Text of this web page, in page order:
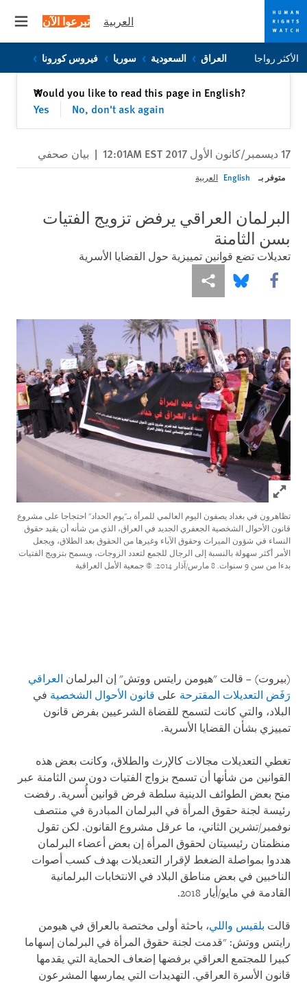
Skip
to
Skip
to
العربية تبرعوا الآن
الأكثر رواجا العراق السعودية سوريا فيروس كورونا
Would you like to read this page in English?
Yes
No, don't ask again
✕إغلاق
17 ديسمبر/كانون الأول 2017 12:01AM EST | بيان صحفي
متوفر بـ English العربية
البرلمان العراقي يرفض تزويج الفتيات
بسن الثامنة
تعديلات تضع قوانين تمييزية حول القضايا الأسرية
Share this via Facebook
Share this via Bluesky
Share this via مشاركة
Click to expand Image
تظاهرون في بغداد يصفون اليوم العالمي للمرأة بـ"يوم الحداد" احتجاجا على مشروع
قانون الأحوال الشخصية الجعفري الجديد في العراق، الذي من شأنه أن يقيد حقوق
النساء في شؤون الميراث وحقوق الآباء وغيرها من الحقوق بعد الطلاق، ويجعل
الأمر أكثر سهولة بالنسبة إلى الرجال للجمع لتعدد الزوجات، ويسمح بتزويج الفتيات
بدءا من سن 9 سنوات. 8 مارس/آذار 2014.
© جمعية الأمل العراقية
(بيروت) – قالت "هيومن رايتس ووتش" إن البرلمان العراقي
رَفَض التعديلات المقترحة على قانون الأحوال الشخصية في
البلاد، والتي كانت لتسمح للقضاة الشرعيين بفرض قانون
تمييزي بشأن القضايا الأسرية.
تغطي التعديلات مجالات كالإرث والطلاق، وكانت بعض هذه
القوانين من شأنها أن تسمح بزواج الفتيات دون سن الثامنة عبر
منح بعض الطوائف الدينية سلطة فرض قوانين أُسرية. رفضت
رئيسة لجنة حقوق المرأة في البرلمان المبادرة في منتصف
نوفمبر/تشرين الثاني، ما عرقل مشروع القانون. لكن تقول
منظمتان رئيسيتان لحقوق المرأة إن بعض أعضاء البرلمان
هددوا بمواصلة الضغط لإقرار التعديلات بهدف كسب أصوات
الناخبين في بعض مناطق البلاد في الانتخابات البرلمانية
القادمة في مايو/أيار 2018
.
قالت بلقيس واللي، باحثة أولى مختصة بالعراق في هيومن
رايتس ووتش: "قدمت لجنة حقوق المرأة في البرلمان إسهاما
كبيرا للمجتمع العراقي برفضها إضعاف الحماية التي يقدمها
قانون الأسرة العراقي. التهديدات التي يمارسها المشرعون